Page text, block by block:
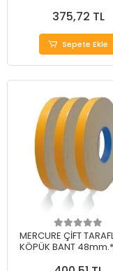
375,72 TL
Sepete Ekle
MERCURE ÇİFT
KÖPÜK BANT